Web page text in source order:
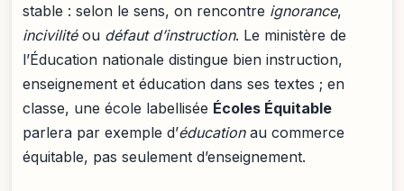
stable : selon le sens, on rencontre ignorance,
incivilitéou défaut d’instruction. Le ministère de
l’Éducation nationale distingue bien instruction,
enseignement et éducation dans ses textes ; en
classe, une école labellisée Écoles Équitable
parlera par exemple d’éducationau commerce
équitable, pas seulement d’enseignement.